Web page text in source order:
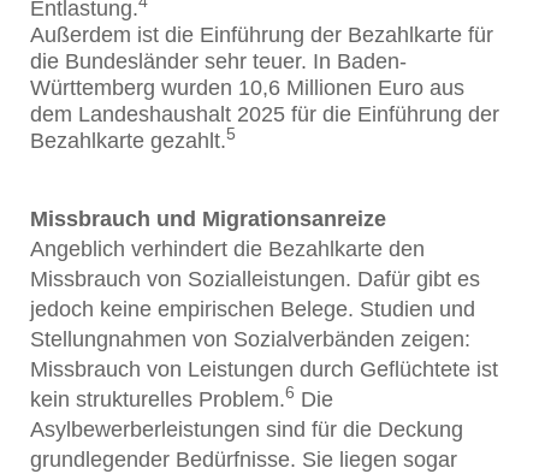
Entlastung.
Außerdem ist die Einführung der Bezahlkarte für
die Bundesländer sehr teuer. In Baden-
Württemberg wurden 10,6 Millionen Euro aus
dem Landeshaushalt 2025 für die Einführung der
Bezahlkarte gezahlt.5
Missbrauch und Migrationsanreize
Angeblich verhindert die Bezahlkarte den
Missbrauch von Sozialleistungen. Dafür gibt es
jedoch keine empirischen Belege. Studien und
Stellungnahmen von Sozialverbänden zeigen:
Missbrauch von Leistungen durch Geflüchtete ist
kein strukturelles Problem.6 Die
Asylbewerberleistungen sind für die Deckung
grundlegender Bedürfnisse. Sie liegen sogar